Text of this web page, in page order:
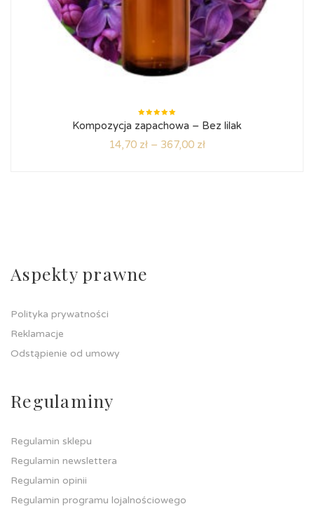
Oceniono
5.00na
Kompozycja zapachowa – Bez lilak
14,70 zł – 367,00 zł
Aspekty prawne
Polityka prywatności
Reklamacje
Odstąpienie od umowy
Regulaminy
Regulamin sklepu
Regulamin newslettera
Regulamin opinii
Regulamin programu lojalnościowego